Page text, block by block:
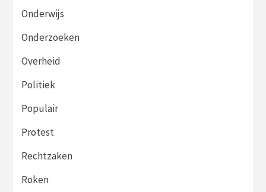
Onderwijs
Onderzoeken
Overheid
Politiek
Populair
Protest
Rechtzaken
Roken